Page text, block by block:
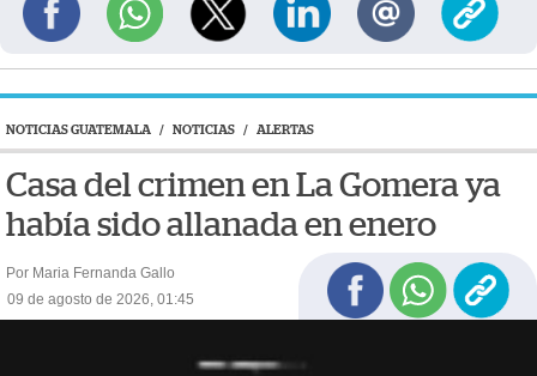
NOTICIAS GUATEMALA / NOTICIAS / ALERTAS
Casa del crimen en La Gomera ya
había sido allanada en enero
Por Maria Fernanda Gallo
09 de agosto de 2026, 01:45